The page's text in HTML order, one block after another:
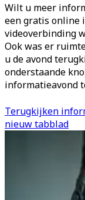
Wilt u meer
een gratis online
videoverbinding
Ook was er
u de avond
onderstaande
informatieavond
Terugkijken
nieuw tabblad